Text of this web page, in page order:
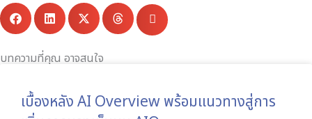
บทความที่คุณ อาจสนใจ
เบื้องหลัง AI Overview พร้อมแนวทางสู่การ